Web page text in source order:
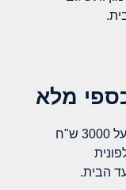
מלא​
ש"ח
הבית.